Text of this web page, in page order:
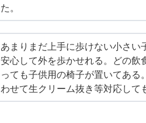
た。
あまりまだ上手に歩けない小さい
安心して外を歩かせれる。どの飲
っても子供用の椅子が置いてある
わせて生クリーム抜き等対応して